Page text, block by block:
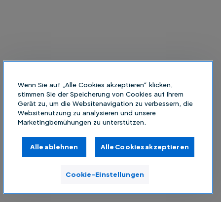
Wenn Sie auf „Alle Cookies akzeptieren“ klicken,
stimmen Sie der Speicherung von Cookies auf Ihrem
Gerät zu, um die Websitenavigation zu verbessern, die
Websitenutzung zu analysieren und unsere
Marketingbemühungen zu unterstützen.
Alle ablehnen Alle Cookies akzeptieren
Cookie-Einstellungen